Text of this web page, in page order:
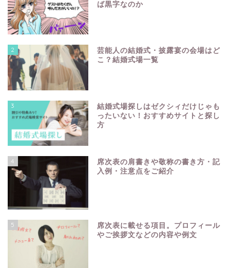
ば黒字なのか
2
芸能人の結婚式・披露宴の会場はど
こ？結婚式場一覧
3
結婚式場探しはゼクシィだけじゃも
ったいない！おすすめサイトと探し
方
4
席次表の肩書きや敬称の書き方・記
入例・注意点をご紹介
5
席次表に載せる項目。プロフィール
やご挨拶文などの内容や例文